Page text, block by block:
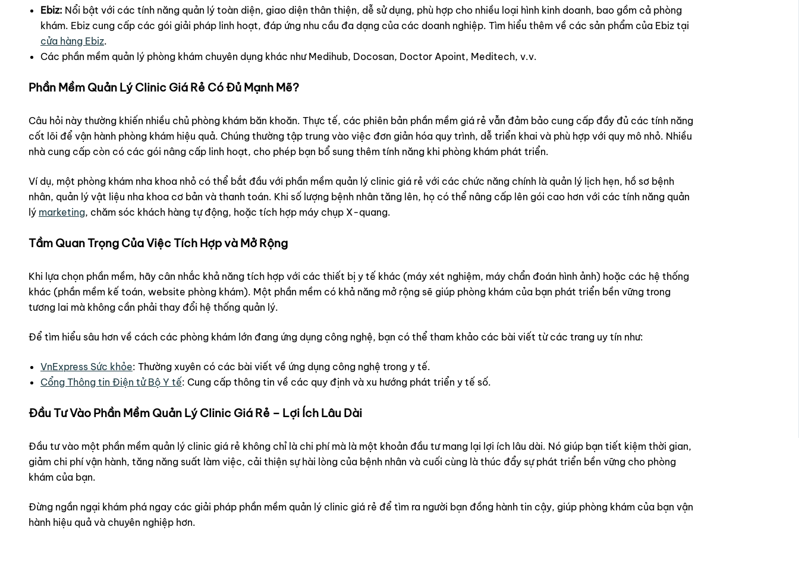
Ebiz: Nổi bật với các tính năng quản lý toàn diện, giao diện thân thiện, dễ sử dụng, phù hợp cho nhiều loại hình kinh doanh, bao gồm cả phòng
khám. Ebiz cung cấp các gói giải pháp linh hoạt, đáp ứng nhu cầu đa dạng của các doanh nghiệp. Tìm hiểu thêm về các sản phẩm của Ebiz tại
cửa hàng Ebiz.
Các phần mềm quản lý phòng khám chuyên dụng khác như Medihub, Docosan, Doctor Apoint, Meditech, v.v.
Phần Mềm Quản Lý Clinic Giá Rẻ Có Đủ Mạnh Mẽ?
Câu hỏi này thường khiến nhiều chủ phòng khám băn khoăn. Thực tế, các phiên bản phần mềm giá rẻ vẫn đảm bảo cung cấp đầy đủ các tính năng
cốt lõi để vận hành phòng khám hiệu quả. Chúng thường tập trung vào việc đơn giản hóa quy trình, dễ triển khai và phù hợp với quy mô nhỏ. Nhiều
nhà cung cấp còn có các gói nâng cấp linh hoạt, cho phép bạn bổ sung thêm tính năng khi phòng khám phát triển.
Ví dụ, một phòng khám nha khoa nhỏ có thể bắt đầu với phần mềm quản lý clinic giá rẻ với các chức năng chính là quản lý lịch hẹn, hồ sơ bệnh
nhân, quản lý vật liệu nha khoa cơ bản và thanh toán. Khi số lượng bệnh nhân tăng lên, họ có thể nâng cấp lên gói cao hơn với các tính năng quản
lý marketing, chăm sóc khách hàng tự động, hoặc tích hợp máy chụp X-quang.
Tầm Quan Trọng Của Việc Tích Hợp và Mở Rộng
Khi lựa chọn phần mềm, hãy cân nhắc khả năng tích hợp với các thiết bị y tế khác (máy xét nghiệm, máy chẩn đoán hình ảnh) hoặc các hệ thống
khác (phần mềm kế toán, website phòng khám). Một phần mềm có khả năng mở rộng sẽ giúp phòng khám của bạn phát triển bền vững trong
tương lai mà không cần phải thay đổi hệ thống quản lý.
Để tìm hiểu sâu hơn về cách các phòng khám lớn đang ứng dụng công nghệ, bạn có thể tham khảo các bài viết từ các trang uy tín như:
VnExpress Sức khỏe: Thường xuyên có các bài viết về ứng dụng công nghệ trong y tế.
Cổng Thông tin Điện tử Bộ Y tế: Cung cấp thông tin về các quy định và xu hướng phát triển y tế số.
Đầu Tư Vào Phần Mềm Quản Lý Clinic Giá Rẻ – Lợi Ích Lâu Dài
Đầu tư vào một phần mềm quản lý clinic giá rẻ không chỉ là chi phí mà là một khoản đầu tư mang lại lợi ích lâu dài. Nó giúp bạn tiết kiệm thời gian,
giảm chi phí vận hành, tăng năng suất làm việc, cải thiện sự hài lòng của bệnh nhân và cuối cùng là thúc đẩy sự phát triển bền vững cho phòng
khám của bạn.
Đừng ngần ngại khám phá ngay các giải pháp phần mềm quản lý clinic giá rẻ để tìm ra người bạn đồng hành tin cậy, giúp phòng khám của bạn vận
hành hiệu quả và chuyên nghiệp hơn.